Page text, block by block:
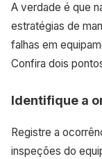
A verdade é que
estratégias de
falhas em
Confira dois
Identifique a
Registre a
inspeções do